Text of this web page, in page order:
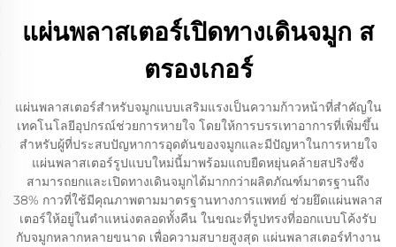
แผ่นพลาสเตอร์เปิดทางเดินจมูก ส
ตรองเกอร์
แผ่นพลาสเตอร์สำหรับจมูกแบบเสริมแรงเป็นความก้าวหน้าที่สำคัญใน
เทคโนโลยีอุปกรณ์ช่วยการหายใจ โดยให้การบรรเทาอาการที่เพิ่มขึ้น
สำหรับผู้ที่ประสบปัญหาการอุดตันของจมูกและมีปัญหาในการหายใจ
แผ่นพลาสเตอร์รูปแบบใหม่นี้มาพร้อมแถบยืดหยุ่นคล้ายสปริงซึ่ง
สามารถยกและเปิดทางเดินจมูกได้มากกว่าผลิตภัณฑ์มาตรฐานถึง
38% กาวที่ใช้มีคุณภาพตามมาตรฐานทางการแพทย์ ช่วยยึดแผ่นพลาส
เตอร์ให้อยู่ในตำแหน่งตลอดทั้งคืน ในขณะที่รูปทรงที่ออกแบบโค้งรับ
กับจมูกหลากหลายขนาด เพื่อความสบายสูงสุด แผ่นพลาสเตอร์ทำงาน